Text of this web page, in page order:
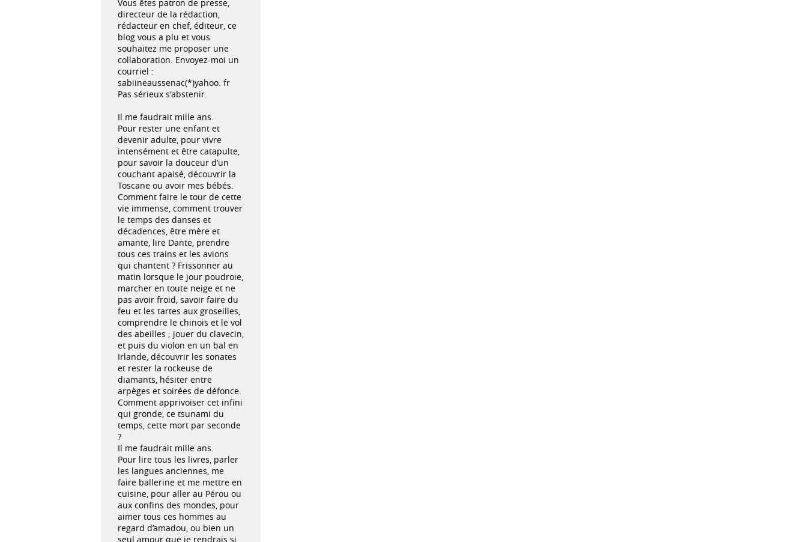
Vous êtes patron de presse,
directeur de la rédaction,
rédacteur en chef, éditeur, ce
blog vous a plu et vous
souhaitez me proposer une
collaboration. Envoyez-moi un
courriel :
sabiineaussenac(*)yahoo. fr
Pas sérieux s'abstenir.
Il me faudrait mille ans.
Pour rester une enfant et
devenir adulte, pour vivre
intensément et être catapulte,
pour savoir la douceur d’un
couchant apaisé, découvrir la
Toscane ou avoir mes bébés.
Comment faire le tour de cette
vie immense, comment trouver
le temps des danses et
décadences, être mère et
amante, lire Dante, prendre
tous ces trains et les avions
qui chantent ? Frissonner au
matin lorsque le jour poudroie,
marcher en toute neige et ne
pas avoir froid, savoir faire du
feu et les tartes aux groseilles,
comprendre le chinois et le vol
des abeilles ; jouer du clavecin,
et puis du violon en un bal en
Irlande, découvrir les sonates
et rester la rockeuse de
diamants, hésiter entre
arpèges et soirées de défonce.
Comment apprivoiser cet infini
qui gronde, ce tsunami du
temps, cette mort par seconde
?
Il me faudrait mille ans.
Pour lire tous les livres, parler
les langues anciennes, me
faire ballerine et me mettre en
cuisine, pour aller au Pérou ou
aux confins des mondes, pour
aimer tous ces hommes au
regard d’amadou, ou bien un
seul amour que je rendrais si